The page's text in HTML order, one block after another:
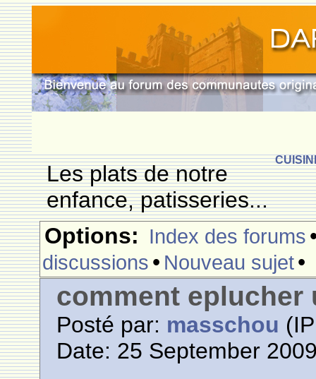
Les plats de notre
enfance, patisseries...
Options: Index des forums
discussions • Nouveau sujet•
comment eplucher
Posté par: masschou
Date: 25 September